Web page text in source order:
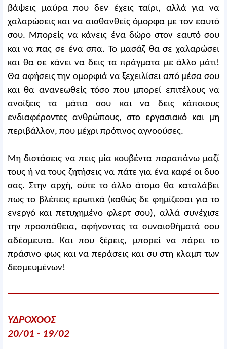
βάψεις μαύρα που δεν έχεις ταίρι, αλλά για να
χαλαρώσεις και να αισθανθείς όμορφα με τον εαυτό
σου. Μπορείς να κάνεις ένα δώρο στον εαυτό σου
και να πας σε ένα σπα. Το μασάζ θα σε χαλαρώσει
και θα σε κάνει να δεις τα πράγματα με άλλο μάτι!
Θα αφήσεις την ομορφιά να ξεχειλίσει από μέσα σου
και θα ανανεωθείς τόσο που μπορεί επιτέλους να
ανοίξεις τα μάτια σου και να δεις κάποιους
ενδιαφέροντες ανθρώπους, στο εργασιακό και μη
περιβάλλον, που μέχρι πρότινος αγνοούσες.
Μη διστάσεις να πεις μία κουβέντα παραπάνω μαζί
τους ή να τους ζητήσεις να πάτε για ένα καφέ οι δυο
σας. Στην αρχή, ούτε το άλλο άτομο θα καταλάβει
πως το βλέπεις ερωτικά (καθώς δε φημίζεσαι για το
ενεργό και πετυχημένο φλερτ σου), αλλά συνέχισε
την προσπάθεια, αφήνοντας τα συναισθήματά σου
αδέσμευτα. Και που ξέρεις, μπορεί να πάρει το
πράσινο φως και να περάσεις και συ στη κλαμπ των
δεσμευμένων!
ΥΔΡΟΧΟΟΣ
20/01 - 19/02